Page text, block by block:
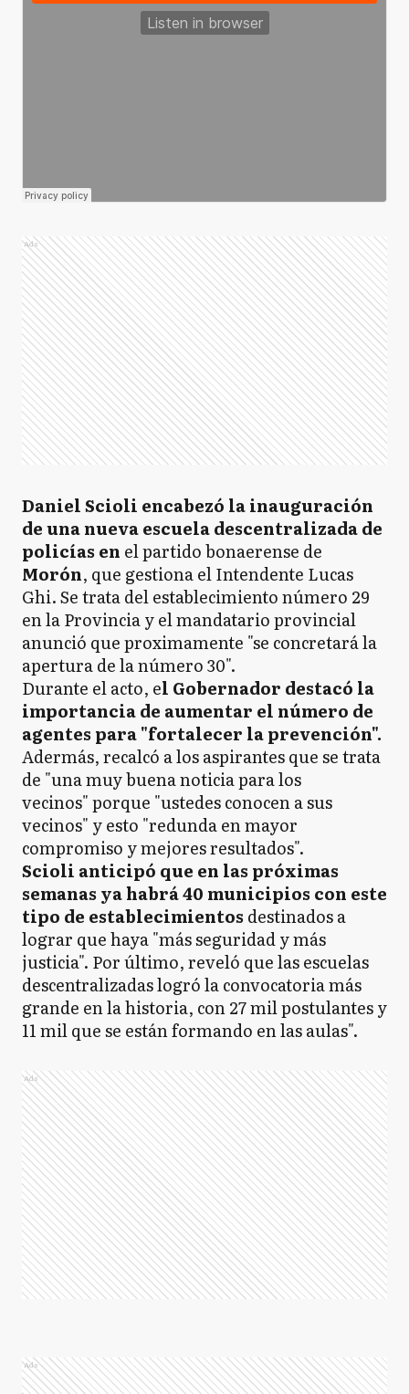
Ads
Daniel Scioli encabezó la inauguración
de una nueva escuela descentralizada de
policías en el partido bonaerense de
Morón, que gestiona el Intendente Lucas
Ghi. Se trata del establecimiento número 29
en la Provincia y el mandatario provincial
anunció que proximamente "se concretará la
apertura de la número 30".
Durante el acto, el Gobernador destacó la
importancia de aumentar el número de
agentes para "fortalecer la prevención".
Adermás, recalcó a los aspirantes que se trata
de "una muy buena noticia para los
vecinos" porque "ustedes conocen a sus
vecinos" y esto "redunda en mayor
compromiso y mejores resultados".
Scioli anticipó que en las próximas
semanas ya habrá 40 municipios con este
tipo de establecimientos destinados a
lograr que haya "más seguridad y más
justicia". Por último, reveló que las escuelas
descentralizadas logró la convocatoria más
grande en la historia, con 27 mil postulantes y
11 mil que se están formando en las aulas".
Ads
Ads